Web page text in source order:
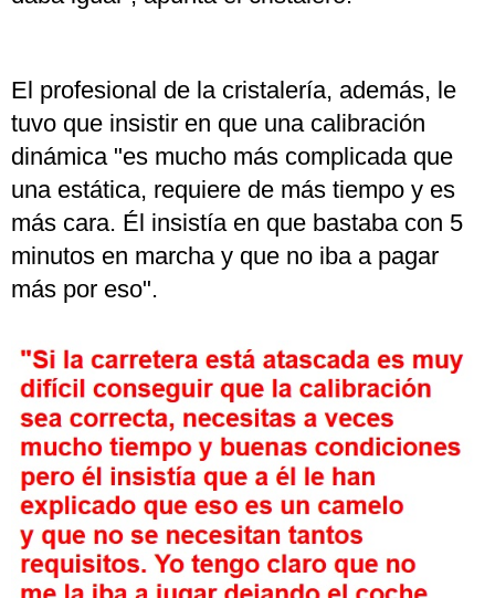
El profesional de la cristalería, además, le
tuvo que insistir en que una calibración
dinámica "es mucho más complicada que
una estática, requiere de más tiempo y es
más cara. Él insistía en que bastaba con 5
minutos en marcha y que no iba a pagar
más por eso".